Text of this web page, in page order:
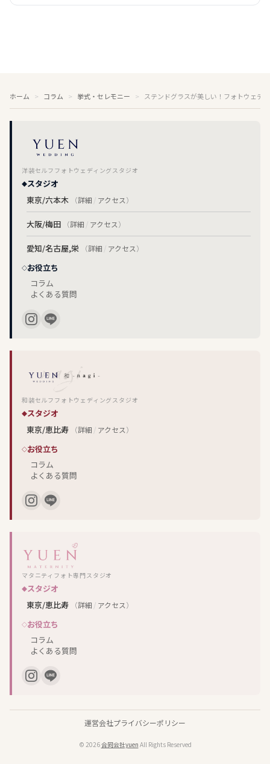
ホーム コラム 挙式・セレモニー ステンドグラスが美しい！フォトウェデ
洋装セルフフォトウェディングスタジオ
スタジオ
東京/六本木
（詳細 / アクセス）
大阪/梅田 （詳細 / アクセス）
愛知/名古屋,栄 （詳細 / アクセス）
お役立ち
コラム
よくある質問
和装セルフフォトウェディングスタジオ
スタジオ
東京/恵比寿
（詳細 / アクセス）
お役立ち
コラム
よくある質問
マタニティフォト専門スタジオ
スタジオ
東京/恵比寿
（詳細 / アクセス）
お役立ち
コラム
よくある質問
運営会社プライバシーポリシー
© 2026合同会社yuen All Rights Reserved